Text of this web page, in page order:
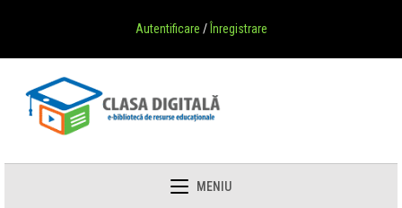
Autentificare / Înregistrare
MENIU